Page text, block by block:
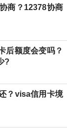
商？12378协商
后额度会变吗？
?
？visa信用卡境